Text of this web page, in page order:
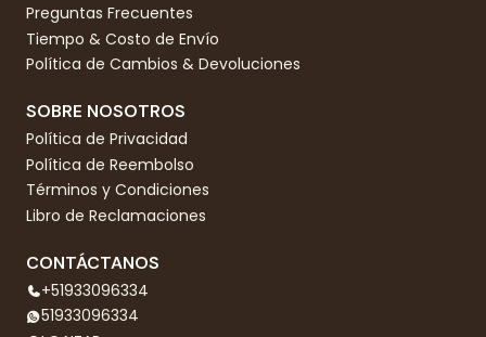
Preguntas Frecuentes
Tiempo & Costo de Envío
Política de Cambios & Devoluciones
SOBRE NOSOTROS
Política de Privacidad
Política de Reembolso
Términos y Condiciones
Libro de Reclamaciones
CONTÁCTANOS
+51933096334
51933096334